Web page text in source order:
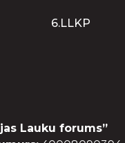
6.LLKP
Lauku forums”